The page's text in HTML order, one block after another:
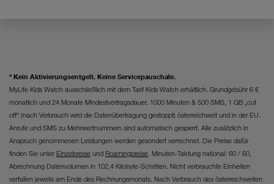
* Kein Aktivierungsentgelt. Keine Servicepauschale.
MyLife Kids Watch ausschließlich mit dem Tarif Kids Watch erhältlich. Grundgebühr 6 €
monatlich und 24 Monate Mindestvertragsdauer. 1000 Minuten & 500 SMS, 1 GB „cut
off“ (nach Verbrauch wird die Datenübertragung gestoppt) österreichweit und in der EU.
Anrufe und SMS zu Mehrwertnummern sind automatisch gesperrt. Alle zusätzlich in
Anspruch genommenen Leistungen werden gesondert verrechnet. Die Preise dafür
finden Sie unterEinzelpreise und Roamingpreise. Minuten-Taktung national: 60 / 60,
Abrechnung Datenvolumen in 102,4 Kilobyte-Schritten. Nicht verbrauchte Einheiten
verfallen jeweils am Ende des Rechnungsmonats. Nach Verbrauch des österreichweiten